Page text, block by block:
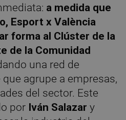
a medida que
Esport x València
forma al Clúster de la
de la Comunidad
una red de
agrupe a empresas,
del sector. Este
por Iván Salazar y